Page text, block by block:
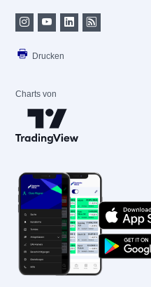
Drucken
Charts von